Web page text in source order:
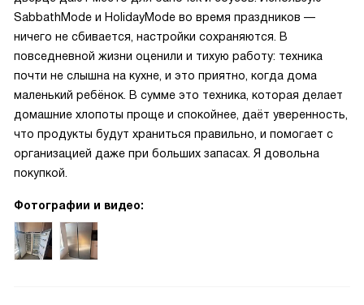
SabbathMode и HolidayMode во время праздников —
ничего не сбивается, настройки сохраняются. В
повседневной жизни оценили и тихую работу: техника
почти не слышна на кухне, и это приятно, когда дома
маленький ребёнок. В сумме это техника, которая делает
домашние хлопоты проще и спокойнее, даёт уверенность,
что продукты будут храниться правильно, и помогает с
организацией даже при больших запасах. Я довольна
покупкой.
Фотографии и видео: